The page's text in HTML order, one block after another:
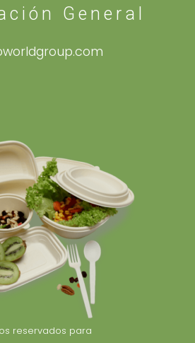
General
reservados para